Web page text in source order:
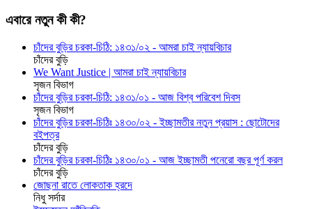
এবারে নতুন কী কী?
চাঁদের বুড়ির চরকা-চিঠি: ১৪৩১/০২ - আমরা চাই ন্যায়বিচার
চাঁদের বুড়ি
We Want Justice | আমরা চাই ন্যায়বিচার
সৃজন বিভাগ
চাঁদের বুড়ির চরকা-চিঠি: ১৪৩১/০১ - আজ বিশ্ব পরিবেশ দিবস
সৃজন বিভাগ
চাঁদের বুড়ির চরকা-চিঠিঃ ১৪৩০/০২ - ইচ্ছামতীর নতুন প্রয়াস : ছোটোদের
বইপত্র
চাঁদের বুড়ি
চাঁদের বুড়ির চরকা-চিঠিঃ ১৪৩০/০১ - আজ ইচ্ছামতী পনেরো বছর পূর্ণ করল
চাঁদের বুড়ি
জোছনা রাতে লোকতাক হ্রদে
নিধু সর্দার